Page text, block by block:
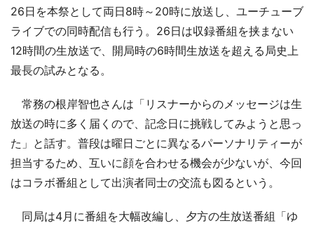
26日を本祭として両日8時～20時に放送し、ユーチューブ
ライブでの同時配信も行う。26日は収録番組を挟まない
12時間の生放送で、開局時の6時間生放送を超える局史上
最長の試みとなる。
常務の根岸智也さんは「リスナーからのメッセージは生
放送の時に多く届くので、記念日に挑戦してみようと思っ
た」と話す。普段は曜日ごとに異なるパーソナリティーが
担当するため、互いに顔を合わせる機会が少ないが、今回
はコラボ番組として出演者同士の交流も図るという。
同局は4月に番組を大幅改編し、夕方の生放送番組「ゆ